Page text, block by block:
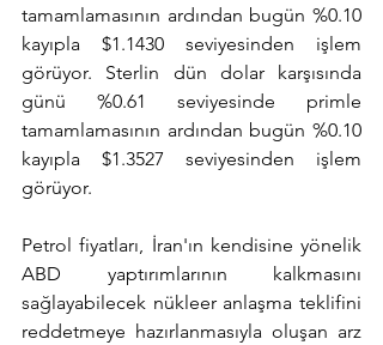
tamamlamasının ardından bugün %0.10
kayıpla $1.1430 seviyesinden işlem
görüyor. Sterlin dün dolar karşısında
günü %0.61 seviyesinde primle
tamamlamasının ardından bugün %0.10
kayıpla $1.3527 seviyesinden işlem
görüyor.
Petrol fiyatları, İran'ın kendisine yönelik
ABD yaptırımlarının kalkmasını
sağlayabilecek nükleer anlaşma teklifini
reddetmeye hazırlanmasıyla oluşan arz